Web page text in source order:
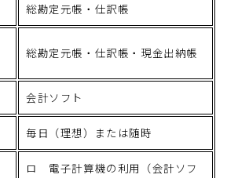
総勘定元帳・仕訳帳
総勘定元帳・仕訳帳・現金出納帳
会計ソフト
毎日（理想）または随時
ロ 電子計算機の利用（会計ソフ